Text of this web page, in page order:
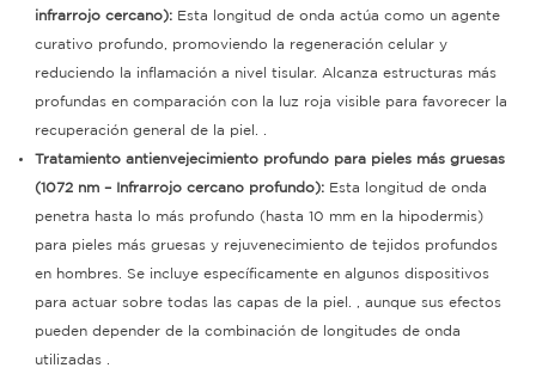
infrarrojo cercano): Esta longitud de onda actúa como un agente
curativo profundo, promoviendo la regeneración celular y
reduciendo la inflamación a nivel tisular. Alcanza estructuras más
profundas en comparación con la luz roja visible para favorecer la
recuperación general de la piel. .
Tratamiento antienvejecimiento profundo para pieles más gruesas
(1072 nm – Infrarrojo cercano profundo): Esta longitud de onda
penetra hasta lo más profundo (hasta 10 mm en la hipodermis)
para pieles más gruesas y rejuvenecimiento de tejidos profundos
en hombres. Se incluye específicamente en algunos dispositivos
para actuar sobre todas las capas de la piel. , aunque sus efectos
pueden depender de la combinación de longitudes de onda
utilizadas .